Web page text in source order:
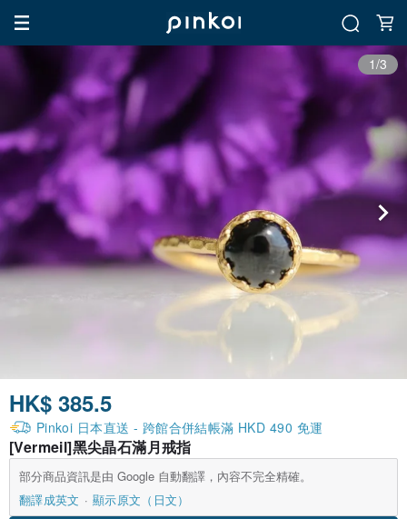
1/3
HK$ 385.5
Pinkoi 日本直送 - 跨館合併結帳滿 HKD 490 免運
[Vermeil]黑尖晶石滿月戒指
部分商品資訊是由 Google 自動翻譯，內容不完全精確。
翻譯成英文
顯示原文（日文）